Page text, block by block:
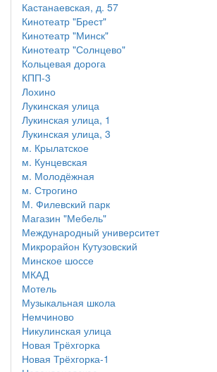
Кастанаевская, д. 57
Кинотеатр "Брест"
Кинотеатр "Минск"
Кинотеатр "Солнцево"
Кольцевая дорога
КПП-3
Лохино
Лукинская улица
Лукинская улица, 1
Лукинская улица, 3
м. Крылатское
м. Кунцевская
м. Молодёжная
м. Строгино
М. Филевский парк
Магазин "Мебель"
Международный университет
Микрорайон Кутузовский
Минское шоссе
МКАД
Мотель
Музыкальная школа
Немчиново
Никулинская улица
Новая Трёхгорка
Новая Трёхгорка-1